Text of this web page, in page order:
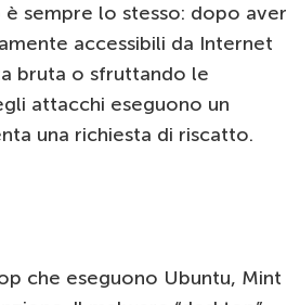
è sempre lo stesso: dopo aver
accessibili da Internet
bruta o sfruttando le
attacchi eseguono un
una richiesta di riscatto.
che eseguono Ubuntu, Mint